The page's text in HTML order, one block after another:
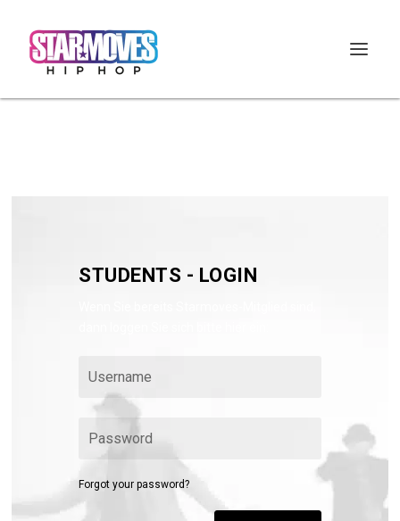
STUDENTS - LOGIN
Forgot your password?